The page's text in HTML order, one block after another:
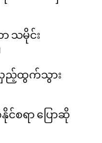
သမိုင်း
ည့်ထွက်သွား
စရာ ပြောဆို